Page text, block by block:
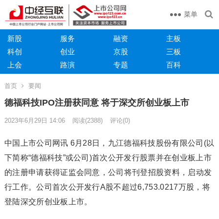
菜单
新股 服务 融资
主板
科创
创业 京股
三板
上会
路演 专题 百科
首页 要闻
德福科技IPO注册获同意 将于深交所创业板上市
2023年6月29日 14:06 阅读(2388) 评论(0)
中国上市公司网讯 6月28日，九江德福科技股份有限公司(以
下简称“德福科技”或公司)首次公开发行股票并在创业板上市
的注册申请获得证监会同意，公司将刊登招股资料，启动发
行工作。公司首次公开发行A股不超过6,753.0217万股，将
登陆深交所创业板上市。